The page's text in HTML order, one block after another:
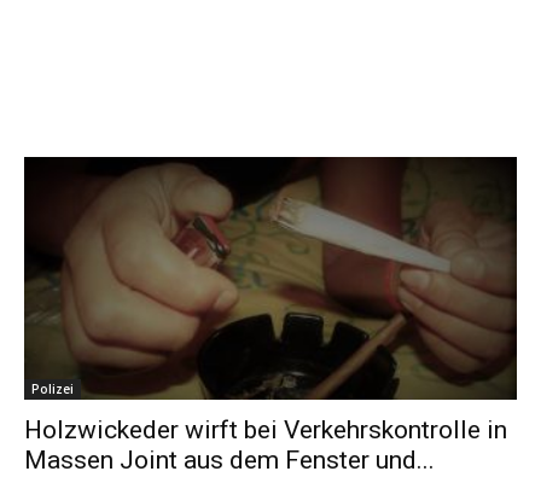
Polizei
Holzwickeder wirft bei Verkehrskontrolle in
Massen Joint aus dem Fenster und...